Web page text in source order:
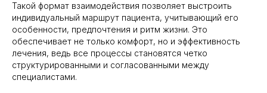
Такой формат взаимодействия позволяет выстроить
индивидуальный маршрут пациента, учитывающий его
особенности, предпочтения и ритм жизни. Это
обеспечивает не только комфорт, но и эффективность
лечения, ведь все процессы становятся четко
структурированными и согласованными между
специалистами.